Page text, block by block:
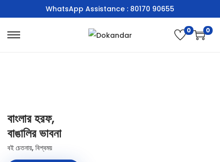
WhatsApp Assistance : 80170 90655
0 0
বাংলার হরফ,
বাঙালির ভাবনা
বই চেতনায়, বিশ্বময়